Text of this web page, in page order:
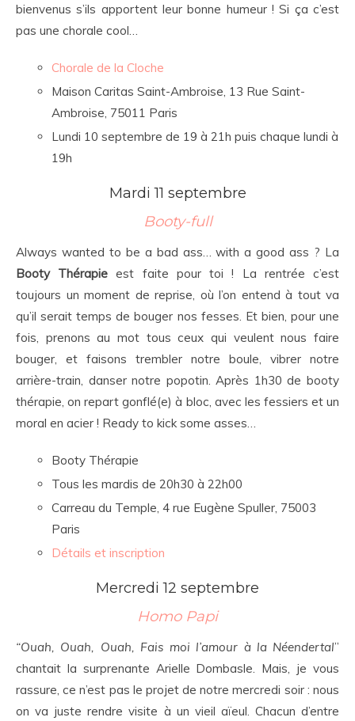
bienvenus s’ils apportent leur bonne humeur ! Si ça c’est
pas une chorale cool…
Chorale de la Cloche
Maison Caritas Saint-Ambroise, 13 Rue Saint-
Ambroise, 75011 Paris
Lundi 10 septembre de 19 à 21h puis chaque lundi à
19h
Mardi 11 septembre
Booty-full
Always wanted to be a bad ass… with a good ass ? La
Booty Thérapie est faite pour toi ! La rentrée c’est
toujours un moment de reprise, où l’on entend à tout va
qu’il serait temps de bouger nos fesses. Et bien, pour une
fois, prenons au mot tous ceux qui veulent nous faire
bouger, et faisons trembler notre boule, vibrer notre
arrière-train, danser notre popotin. Après 1h30 de booty
thérapie, on repart gonflé(e) à bloc, avec les fessiers et un
moral en acier ! Ready to kick some asses…
Booty Thérapie
Tous les mardis de 20h30 à 22h00
Carreau du Temple, 4 rue Eugène Spuller, 75003
Paris
Détails et inscription
Mercredi 12 septembre
Homo Papi
“Ouah, Ouah, Ouah, Fais moi l’amour à la Néendertal”
chantait la surprenante Arielle Dombasle. Mais, je vous
rassure, ce n’est pas le projet de notre mercredi soir : nous
on va juste rendre visite à un vieil aïeul. Chacun d’entre